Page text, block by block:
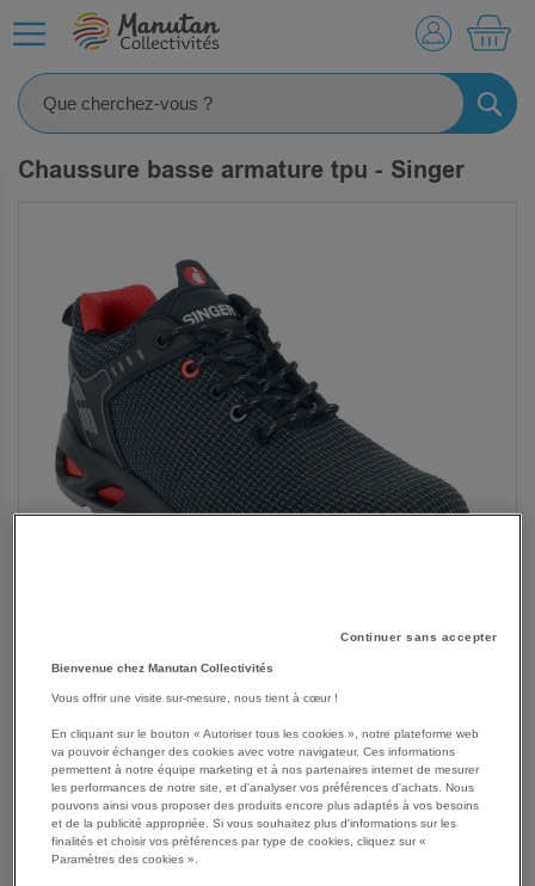
Chaussure basse armature tpu - Singer
IMAGES
GALLERY
SKIP
BEGINNING
IMAGES
GALLERY
Les avantages
Convient à tous les utilisateurs avec un large choix de
pointures.
Résistance aux hydrocarbures grâce à la semelle
injectée PU double densité.
Souplesse et protection grâce à l'insert antiperforation
Continuer sans accepter
Bienvenue chez Manutan Collectivités
Vous offrir une visite sur-mesure, nous tient à cœur !
En cliquant sur le bouton « Autoriser tous les cookies », notre plateforme web
va pouvoir échanger des cookies avec votre navigateur. Ces informations
permettent à notre équipe marketing et à nos partenaires internet de mesurer
les performances de notre site, et d'analyser vos préférences d'achats. Nous
pouvons ainsi vous proposer des produits encore plus adaptés à vos besoins
et de la publicité appropriée. Si vous souhaitez plus d'informations sur les
finalités et choisir vos préférences par type de cookies, cliquez sur «
Paramètres des cookies ».